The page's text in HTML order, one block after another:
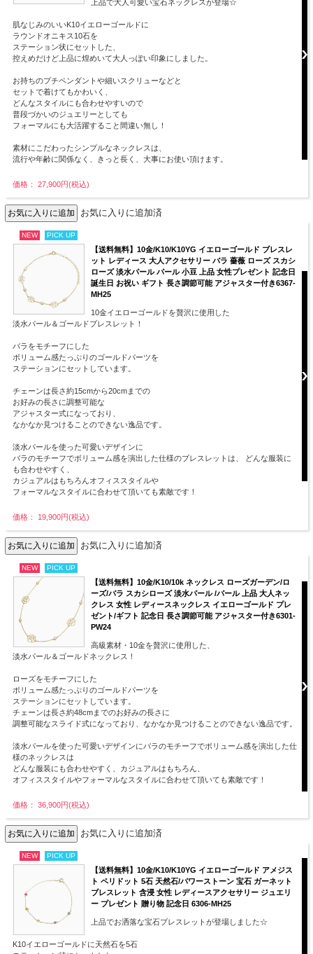
上品で大人可愛い宝石ネックレスが登場☆
肌なじみのいいK10イエローゴールドに
ラウンドオニキス10石を
ステーション状にセットした、
控えめだけど上品に煌めいて大人っぽい印象にしました。
お持ちのプチペンダントや細いスクリューなどと
セットで着けてもかわいく、
どんなスタイルにも合わせやすいので
普段づかいのジュエリーとしても
フォーマルにも大活躍すること間違い無し！
素材にこだわったシンプルなネックレスは、
流行や年齢に関係なく、きっと長く、大事にお使い頂けます。
価格： 27,900円(税込)
お気に入りに追加済
NEW PICK UP
【送料無料】10金/K10/K10YG イエローゴールド ブレスレ
ット レディース 大人アクセサリー バラ 薔薇 ローズ スカシ
ローズ 淡水パール パール 小豆 上品 女性プレゼント 記念日
誕生日 お祝い ギフト 長さ調節可能 アジャスター付き6367-
MH25
10金イエローゴールドを贅沢に使用した
淡水パール＆ゴールドブレスレット！
バラをモチーフにした
ボリューム感たっぷりのゴールドパーツを
ステーションにセットしています。
チェーンは長さ約15cmから20cmまでの
お好みの長さに調整可能な
アジャスター式になっており、
なかなか見つけることのできない逸品です。
淡水パールを使った可愛いデザインに
バラのモチーフでボリューム感を演出した仕様のブレスレットは、 どんな服装に
も合わせやすく、
カジュアルはもちろんオフィススタイルや
フォーマルなスタイルに合わせて頂いても素敵です！
価格： 19,900円(税込)
お気に入りに追加済
NEW PICK UP
【送料無料】10金/K10/10k ネックレス ローズガーデン/ロ
ーズ/バラ スカシローズ 淡水パール /パール 上品 大人ネッ
クレス 女性 レディースネックレス イエローゴールド プレ
ゼント/ギフト 記念日 長さ調節可能 アジャスター付き6301-
PW24
高級素材・10金を贅沢に使用した、
淡水パール＆ゴールドネックレス！
ローズをモチーフにした
ボリューム感たっぷりのゴールドパーツを
ステーションにセットしています。
チェーンは長さ約48cmまでのお好みの長さに
調整可能なスライド式になっており、なかなか見つけることのできない逸品です。
淡水パールを使った可愛いデザインにバラのモチーフでボリューム感を演出した仕
様のネックレスは
どんな服装にも合わせやすく、カジュアルはもちろん、
オフィススタイルやフォーマルなスタイルに合わせて頂いても素敵です！
価格： 36,900円(税込)
お気に入りに追加済
NEW PICK UP
【送料無料】10金/K10/K10YG イエローゴールド アメジス
ト ペリドット 5石 天然石/パワーストーン 宝石 ガーネット
ブレスレット 含浸 女性 レディースアクセサリー ジュエリ
ー プレゼント 贈り物 記念日 6306-MH25
上品でお洒落な宝石ブレスレットが登場しました☆
K10イエローゴールドに天然石を5石